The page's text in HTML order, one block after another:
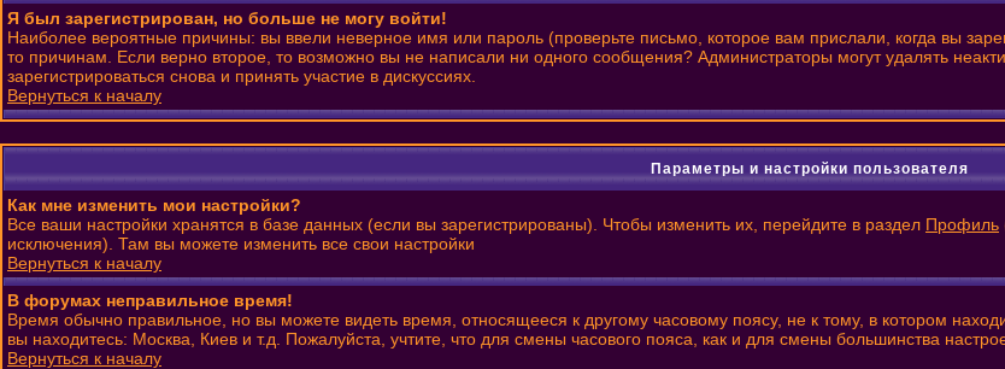
Я был зарегистрирован, но больше не могу войти!
Наиболее вероятные причины: вы ввели неверное имя или пароль (проверьте письмо, которое вам прислали, когда вы
то причинам. Если верно второе, то возможно вы не написали ни одного сообщения? Администраторы могут удалять
зарегистрироваться снова и принять участие в дискуссиях.
Вернуться к началу
Параметры и настройки пользователя
Как мне изменить мои настройки?
Все ваши настройки хранятся в базе данных (если вы зарегистрированы). Чтобы изменить их, перейдите в раздел Профиль
исключения). Там вы можете изменить все свои настройки
Вернуться к началу
В форумах неправильное время!
Время обычно правильное, но вы можете видеть время, относящееся к другому часовому поясу, не к тому, в котором
вы находитесь: Москва, Киев и т.д. Пожалуйста, учтите, что для смены часового пояса, как и для смены большинства
Вернуться к началу